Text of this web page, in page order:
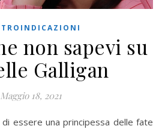
non sapevi su
Galligan
Maggio 18, 2021